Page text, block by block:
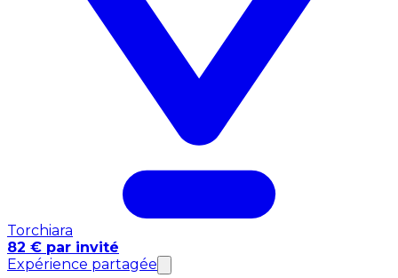
Torchiara
82 € par invité
Expérience partagée